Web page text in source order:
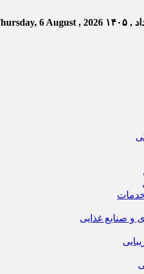
6 August , 2026
خدمات
و صنایع غذایی